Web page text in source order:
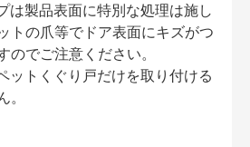
は製品表面に特別な処理は施し
トの爪等でドア表面にキズがつ
のでご注意ください。
ットくぐり戸だけを取り付ける